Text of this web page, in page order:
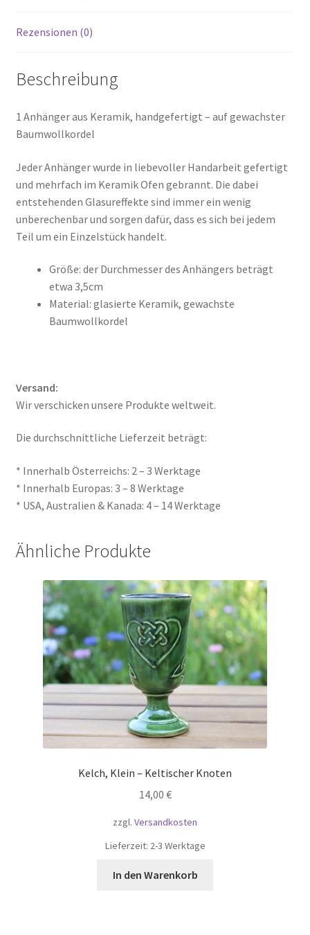
Rezensionen (0)
Beschreibung
1 Anhänger aus Keramik, handgefertigt – auf gewachster
Baumwollkordel
Jeder Anhänger wurde in liebevoller Handarbeit gefertigt
und mehrfach im Keramik Ofen gebrannt. Die dabei
entstehenden Glasureffekte sind immer ein wenig
unberechenbar und sorgen dafür, dass es sich bei jedem
Teil um ein Einzelstück handelt.
Größe: der Durchmesser des Anhängers beträgt
etwa 3,5cm
Material: glasierte Keramik, gewachste
Baumwollkordel
Versand:
Wir verschicken unsere Produkte weltweit.
Die durchschnittliche Lieferzeit beträgt:
* Innerhalb Österreichs: 2 – 3 Werktage
* Innerhalb Europas: 3 – 8 Werktage
* USA, Australien & Kanada: 4 – 14 Werktage
Ähnliche Produkte
Kelch, Klein – Keltischer Knoten
14,00 €
zzgl. Versandkosten
Lieferzeit: 2-3 Werktage
In den Warenkorb